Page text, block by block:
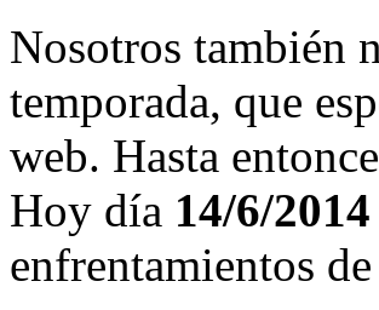
Nosotros también
temporada, que
web. Hasta
Hoy día 14/6/2014
enfrentamientos